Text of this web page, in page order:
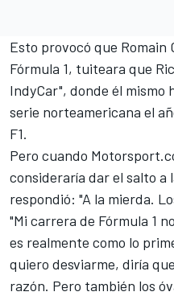
Esto provocó que Romain
Fórmula 1, tuiteara que
IndyCar", donde él mismo
serie norteamericana el
F1.
Pero cuando
consideraría dar el salto a
respondió: "A la mierda.
"Mi carrera de Fórmula 1
es realmente como lo
quiero desviarme, diría
razón. Pero también los